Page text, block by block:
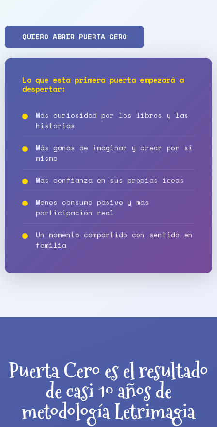
QUIERO ABRIR PUERTA CERO
Lo que esta primera puerta empezará a
despertar:
Más curiosidad por los libros y las
historias
Más ganas de imaginar y crear por sí
mismo
Más confianza en sus propias ideas
Menos consumo pasivo y más
participación real
Un momento compartido con sentido en
familia
Puerta Cero es el resultado
de casi 10 años de
metodología Letrimagia